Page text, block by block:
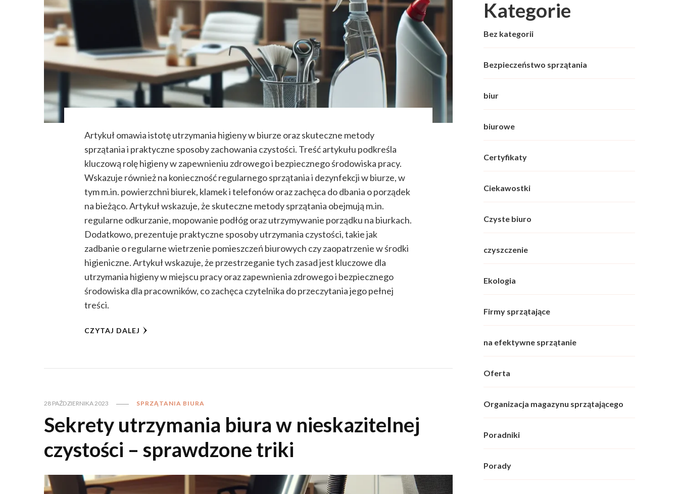
Artykuł omawia istotę utrzymania higieny w biurze oraz skuteczne metody
sprzątania i praktyczne sposoby zachowania czystości. Treść artykułu podkreśla
kluczową rolę higieny w zapewnieniu zdrowego i bezpiecznego środowiska pracy.
Wskazuje również na konieczność regularnego sprzątania i dezynfekcji w biurze, w
tym m.in. powierzchni biurek, klamek i telefonów oraz zachęca do dbania o porządek
na bieżąco. Artykuł wskazuje, że skuteczne metody sprzątania obejmują m.in.
regularne odkurzanie, mopowanie podłóg oraz utrzymywanie porządku na biurkach.
Dodatkowo, prezentuje praktyczne sposoby utrzymania czystości, takie jak
zadbanie o regularne wietrzenie pomieszczeń biurowych czy zaopatrzenie w środki
higieniczne. Artykuł wskazuje, że przestrzeganie tych zasad jest kluczowe dla
utrzymania higieny w miejscu pracy oraz zapewnienia zdrowego i bezpiecznego
środowiska dla pracowników, co zachęca czytelnika do przeczytania jego pełnej
treści.
CZYTAJ DALEJ
28 PAŹDZIERNIKA 2023 SPRZĄTANIA BIURA
Sekrety utrzymania biura w nieskazitelnej
czystości – sprawdzone triki
Kategorie
Bez kategorii
Bezpieczeństwo sprzątania
biur
biurowe
Certyfikaty
Ciekawostki
Czyste biuro
czyszczenie
Ekologia
Firmy sprzątające
na efektywne sprzątanie
Oferta
Organizacja magazynu sprzątającego
Poradniki
Porady